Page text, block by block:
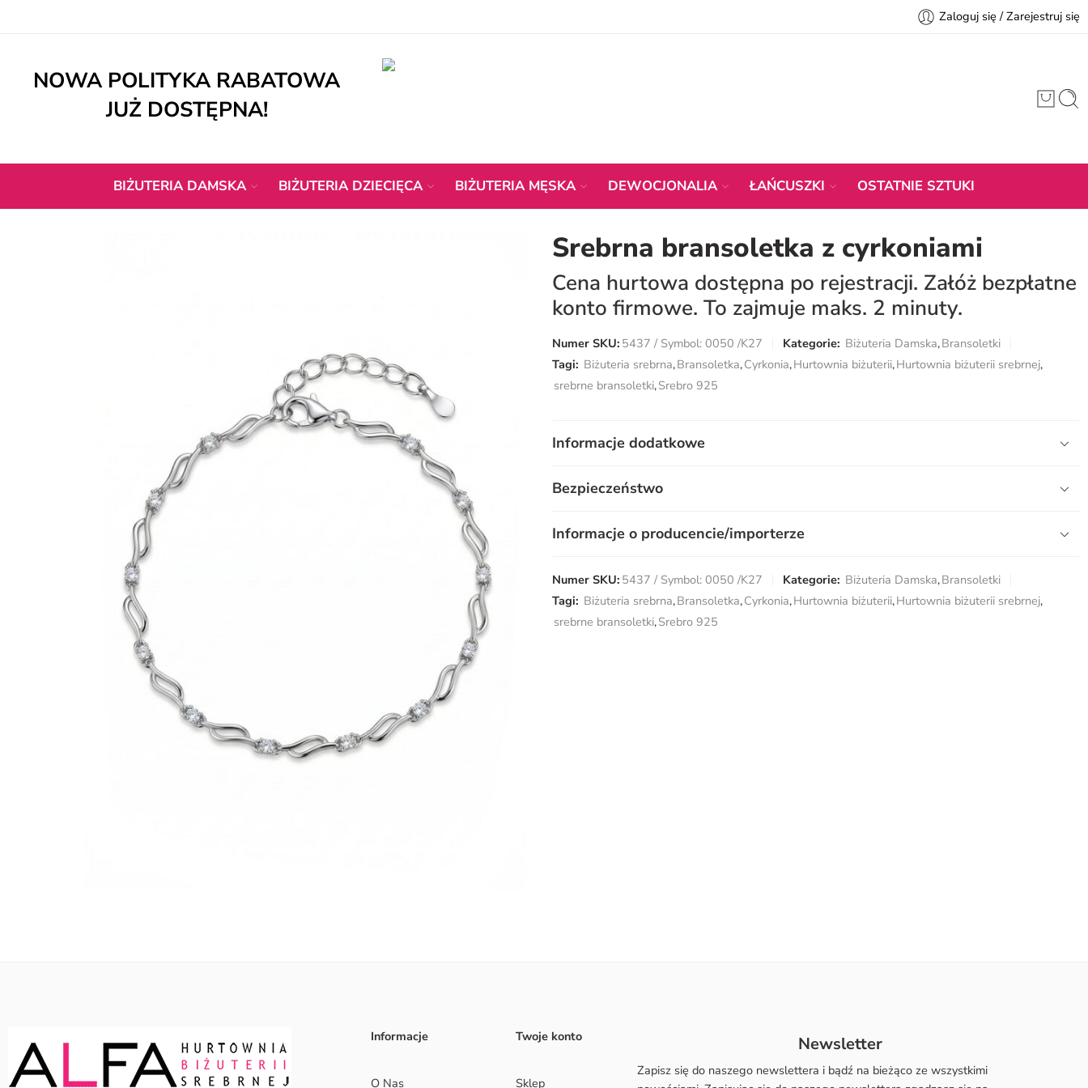
Zaloguj się / Zarejestruj się
NOWA POLITYKA RABATOWA
JUŻ DOSTĘPNA!
BIŻUTERIA DAMSKA BIŻUTERIA DZIECIĘCA BIŻUTERIA MĘSKA DEWOCJONALIA ŁAŃCUSZKI OSTATNIE SZTUKI
Srebrna bransoletka z cyrkoniami
Cena hurtowa dostępna po rejestracji. Załóż bezpłatne
konto firmowe. To zajmuje maks. 2 minuty.
Numer SKU: 5437 / Symbol: 0050 /K27 Kategorie: Biżuteria Damska,Bransoletki
Tagi: Biżuteria srebrna,Bransoletka,Cyrkonia,Hurtownia biżuterii,Hurtownia biżuterii srebrnej,
srebrne bransoletki,Srebro 925
Informacje dodatkowe
Bezpieczeństwo
Informacje o producencie/importerze
Numer SKU: 5437 / Symbol: 0050 /K27 Kategorie: Biżuteria Damska,Bransoletki
Tagi: Biżuteria srebrna,Bransoletka,Cyrkonia,Hurtownia biżuterii,Hurtownia biżuterii srebrnej,
srebrne bransoletki,Srebro 925
Informacje
O Nas
Twoje konto
Sklep
Newsletter
Zapisz się do naszego newslettera i bądź na bieżąco ze wszystkimi